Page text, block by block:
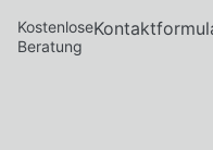
Kostenlose
Beratung